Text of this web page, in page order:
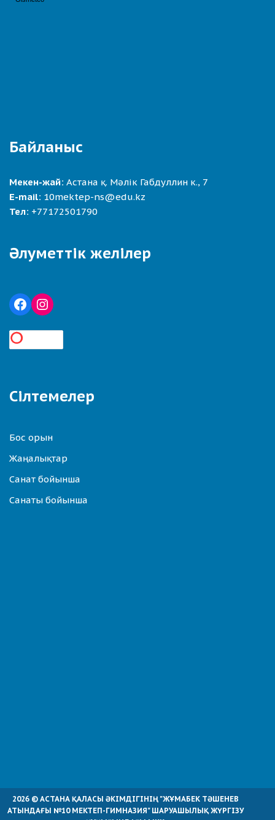
Байланыс
Мекен-жай: Астана қ. Мәлік Габдуллин к., 7
E-mail: 10mektep-ns@edu.kz
Тел: +77172501790
Әлуметтік желілер
Сілтемелер
Бос орын
Жаңалықтар
Санат бойынша
Санаты бойынша
2026 © АСТАНА ҚАЛАСЫ ӘКІМДІГІНІҢ "ЖҰМАБЕК ТӘШЕНЕВ
АТЫНДАҒЫ №10 МЕКТЕП-ГИМНАЗИЯ" ШАРУАШЫЛЫҚ ЖҮРГІЗУ